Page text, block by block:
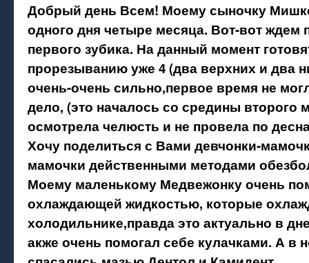
Добрый день Всем! Моему сыночку
одного дня четыре месяца. Вот-вот ждем
первого зубика. На данный момент
прорезыванию уже 4 (два верхних и два
очень-очень сильно,первое время не
дело, (это началось со средины второго
осмотрела челюсть и не провела по
Хочу поделиться с Вами девчонки-
мамочки действенными методами
Моему маленькому Медвежонку очень
охлаждающей жидкостью, которые
холодильнике,правда это актуально в
акже очень помогал себе кулачками. А в